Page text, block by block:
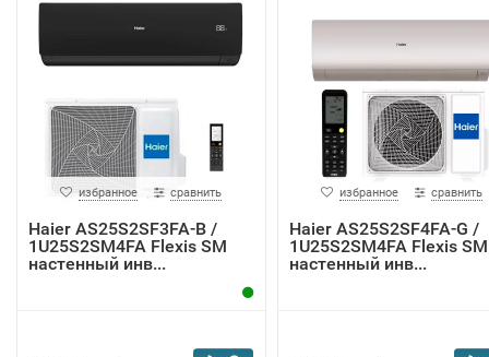
избранное сравнить
Haier AS25S2SF3FA-B /
1U25S2SM4FA Flexis SM
настенный инв...
избранное сравнить
Haier AS25S2SF4FA-G /
1U25S2SM4FA Flexis SM
настенный инв...